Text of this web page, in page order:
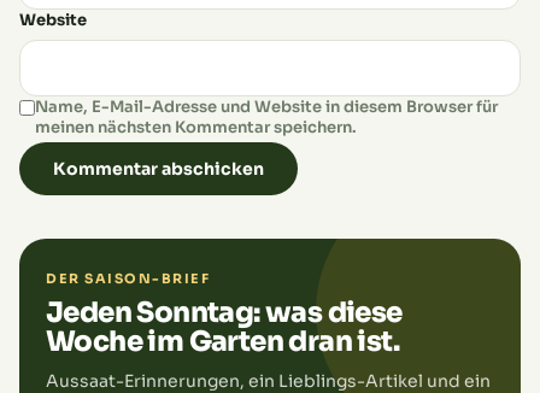
Website
Name, E-Mail-Adresse und Website in diesem Browser für
meinen nächsten Kommentar speichern.
DER SAISON-BRIEF
Jeden Sonntag: was diese
Woche im Garten dran ist.
Aussaat-Erinnerungen, ein Lieblings-Artikel und ein